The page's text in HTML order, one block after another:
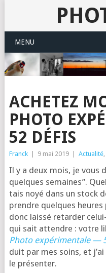
MENU
ACHETEZ
PHOTO
52 DÉFIS
Franck 9 mai 2019 Actualité,
Il y a deux mois, je vous
quelques semaines”.
tais noyé dans un stock
prendre quelques
donc lais­sé retar­der
qui sait attendre : votre
Pho­to expé­ri­men­tale —
duit par mes soins, et
le présenter.